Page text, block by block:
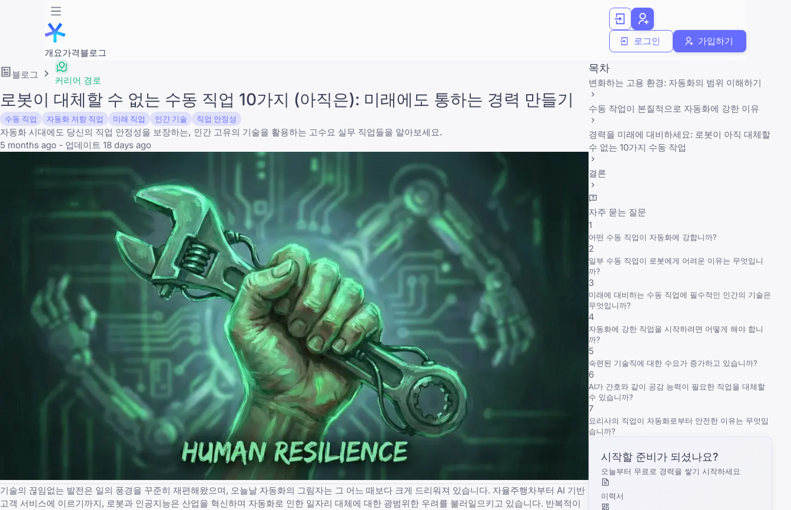
개요가격블로그
로그인 가입하기
블로그
커리어 경로
로봇이 대체할 수 없는 수동 직업 10가지 (아직은): 미래에도 통하는 경력 만들기
수동 직업 자동화 저항 직업 미래 직업 인간 기술 직업 안정성
자동화 시대에도 당신의 직업 안정성을 보장하는, 인간 고유의 기술을 활용하는 고수요 실무 직업들을 알아보세요.
5 months ago - 업데이트 18 days ago
기술의 끊임없는 발전은 일의 풍경을 꾸준히 재편해왔으며, 오늘날 자동화의 그림자는 그 어느 때보다 크게 드리워져 있습니다. 자율주행차부터 AI 기반
고객 서비스에 이르기까지, 로봇과 인공지능은 산업을 혁신하며 자동화로 인한 일자리 대체에 대한 광범위한 우려를 불러일으키고 있습니다. 반복적이
목차
변화하는 고용 환경: 자동화의 범위 이해하기
수동 작업이 본질적으로 자동화에 강한 이유
경력을 미래에 대비하세요: 로봇이 아직 대체할
수 없는 10가지 수동 작업
결론
자주 묻는 질문
1
어떤 수동 직업이 자동화에 강합니까?
2
일부 수동 직업이 로봇에게 어려운 이유는 무엇입니
까?
3
미래에 대비하는 수동 직업에 필수적인 인간의 기술은
무엇입니까?
4
자동화에 강한 직업을 시작하려면 어떻게 해야 합니
까?
5
숙련된 기술직에 대한 수요가 증가하고 있습니까?
6
AI가 간호와 같이 공감 능력이 필요한 직업을 대체할
수 있습니까?
7
요리사의 직업이 자동화로부터 안전한 이유는 무엇입
습니까?
시작할 준비가 되셨나요?
오늘부터 무료로 경력을 쌓기 시작하세요
이력서